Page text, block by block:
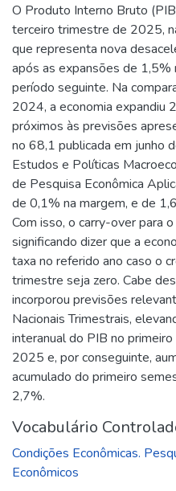
O Produto Interno Bruto
terceiro trimestre de 2025,
que representa nova
após as expansões de 1,5%
período seguinte. Na
2024, a economia expandiu
próximos às previsões
no 68,1 publicada em junho
Estudos e Políticas
de Pesquisa Econômica
de 0,1% na margem, e de
Com isso, o carry-over para
significando dizer que a
taxa no referido ano caso o
trimestre seja zero. Cabe
incorporou previsões
Nacionais Trimestrais,
interanual do PIB no
2025 e, por conseguinte,
acumulado do primeiro
2,7%.
Vocabulário
Condições Econômicas.
Econômicos